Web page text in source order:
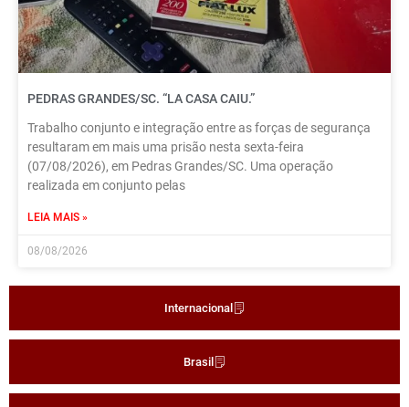
Internacional
Brasil
PEDRAS GRANDES/SC. “LA CASA CAIU.”
Trabalho conjunto e integração entre as forças de segurança
resultaram em mais uma prisão nesta sexta-feira
(07/08/2026), em Pedras Grandes/SC. Uma operação
realizada em conjunto pelas
LEIA MAIS »
08/08/2026